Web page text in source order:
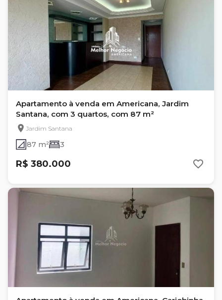
Apartamento à venda em Americana, Jardim
Santana, com 3 quartos, com 87 m²
Jardim Santana
87 m² 3
R$ 380.000